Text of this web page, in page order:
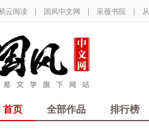
云阅读 | 国风中文网 | 采薇书院 |
首页 全部作品 排行榜